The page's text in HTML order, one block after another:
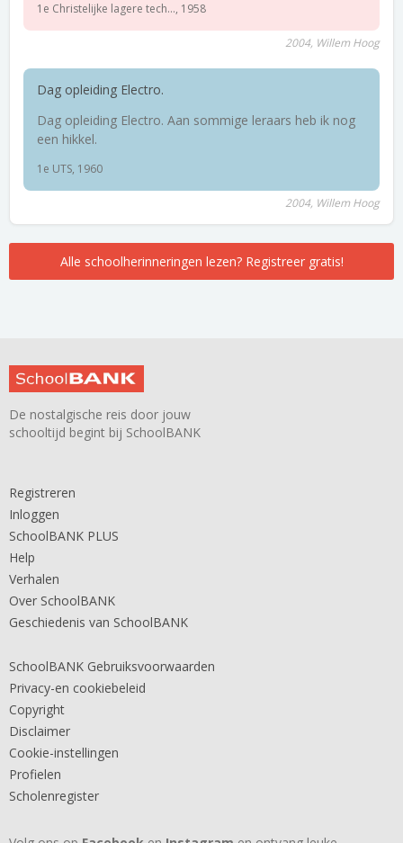
1e Christelijke lagere tech..., 1958
2004, Willem Hoog
Dag opleiding Electro.
Dag opleiding Electro. Aan sommige leraars heb ik nog
een hikkel.
1e UTS, 1960
2004, Willem Hoog
Alle schoolherinneringen lezen? Registreer gratis!
De nostalgische reis door jouw
schooltijd begint bij SchoolBANK
Registreren
Inloggen
SchoolBANK PLUS
Help
Verhalen
Over SchoolBANK
Geschiedenis van SchoolBANK
SchoolBANK Gebruiksvoorwaarden
Privacy-en cookiebeleid
Copyright
Disclaimer
Cookie-instellingen
Profielen
Scholenregister